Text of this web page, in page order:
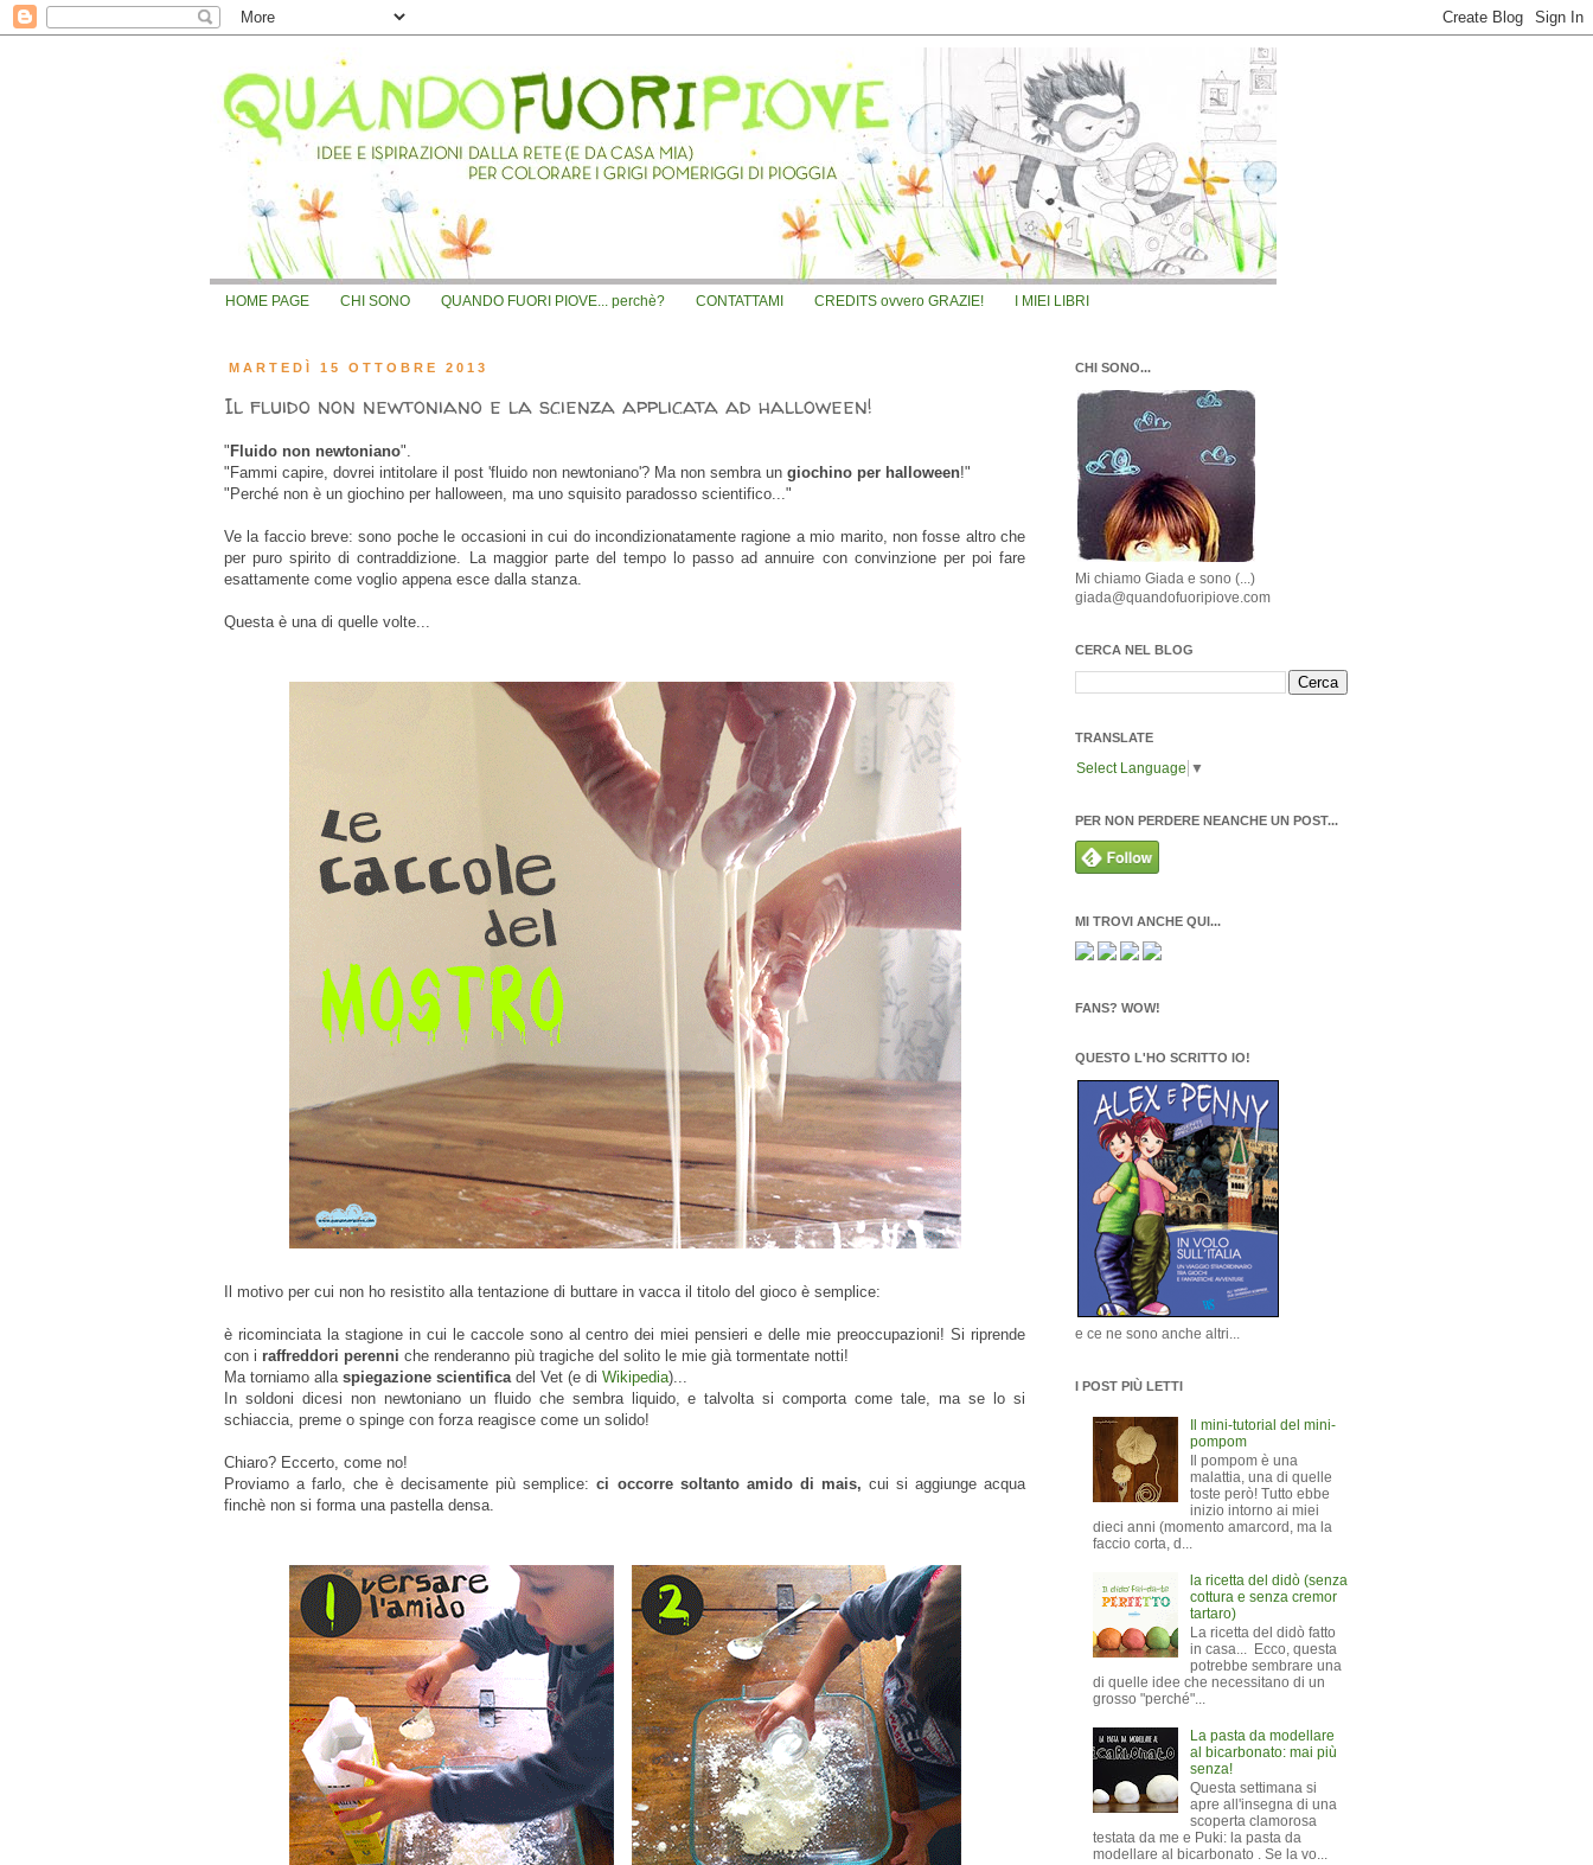
HOME PAGE CHI SONO QUANDO FUORI PIOVE... perchè? CONTATTAMI CREDITS ovvero GRAZIE! I MIEI LIBRI
MARTEDÌ 15 OTTOBRE 2013
Il fluido non newtoniano e la scienza applicata ad halloween!
" Fluido non newtoniano".
"Fammi capire, dovrei intitolare il post 'fluido non newtoniano'? Ma non sembra un giochino per halloween!"
"Perché non è un giochino per halloween, ma uno squisito paradosso scientifico..."
Ve la faccio breve: sono poche le occasioni in cui do incondizionatamente ragione a mio marito, non fosse altro che
per puro spirito di contraddizione. La maggior parte del tempo lo passo ad annuire con convinzione per poi fare
esattamente come voglio appena esce dalla stanza.
Questa è una di quelle volte...
Il motivo per cui non ho resistito alla tentazione di buttare in vacca il titolo del gioco è semplice:
è ricominciata la stagione in cui le caccole sono al centro dei miei pensieri e delle mie preoccupazioni! Si riprende
con i raffreddori perenni che renderanno più tragiche del solito le mie già tormentate notti!
Ma torniamo alla spiegazione scientificadel Vet (e di Wikipedia)...
In soldoni dicesi non newtonianoun fluido che sembra liquido, e talvolta si comporta come tale, ma se lo si
schiaccia, preme o spinge con forzareagisce come un solido!
Chiaro? Eccerto, come no!
Proviamo a farlo, che è decisamente più semplice:ci occorre soltanto amido di mais, cui si aggiunge acqua
finchè non si forma una pastella densa.
CHI SONO...
Mi chiamo Giada e sono (...)
giada@quandofuoripiove.com
CERCA NEL BLOG
TRANSLATE
Select Language ▼
PER NON PERDERE NEANCHE UN POST...
MI TROVI ANCHE QUI...
FANS? WOW!
QUESTO L'HO SCRITTO IO!
e ce ne sono anche altri...
I POST PIÙ LETTI
Il mini-tutorial del mini-
pompom
Il pompom è una
malattia, una di quelle
toste però! Tutto ebbe
inizio intorno ai miei
dieci anni (momento amarcord, ma la
faccio corta, d...
la ricetta del didò (senza
cottura e senza cremor
tartaro)
La ricetta del didò fatto
in casa... Ecco, questa
potrebbe sembrare una
di quelle idee che necessitano di un
grosso "perché"...
La pasta da modellare
al bicarbonato: mai più
senza!
Questa settimana si
apre all'insegna di una
scoperta clamorosa
testata da me e Puki: la pasta da
modellare al bicarbonato . Se la vo...